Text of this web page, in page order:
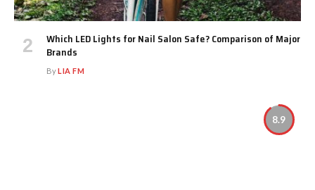
Which LED Lights for Nail Salon Safe? Comparison of Major
Brands
ByLIA FM
8.9